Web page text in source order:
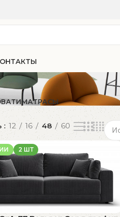
МАТРАСЫ
12 16 48 60
2 ШТ